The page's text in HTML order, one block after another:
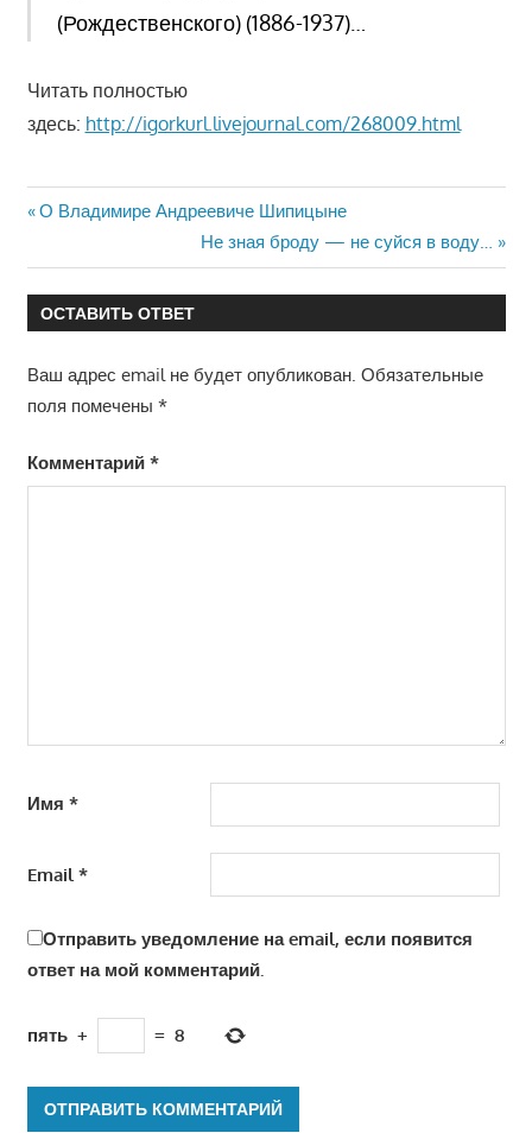
(Рождественского) (1886-1937)…
Читать полностью
здесь: http://igorkurl.livejournal.com/268009.html
Навигация
по
записям
Предыдущая
О Владимире Андреевиче Шипицыне
Следующая
запись:
Не зная броду — не суйся в воду…
ОСТАВИТЬ ОТВЕТ
Ваш адрес email не будет опубликован. Обязательные
поля помечены *
Комментарий *
Имя *
Email *
Отправить уведомление на email, если появится
ответ на мой комментарий.
пять + = 8